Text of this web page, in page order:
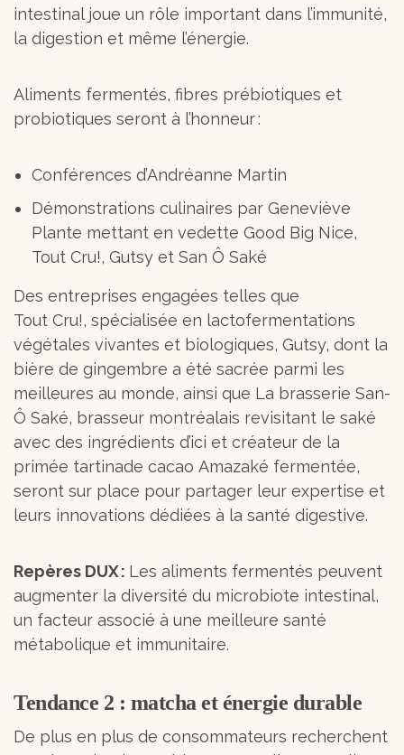
intestinal joue un rôle important dans l’immunité,
la digestion et même l’énergie.
Aliments fermentés, fibres prébiotiques et
probiotiques seront à l’honneur :
Conférences d’Andréanne Martin
Démonstrations culinaires par Geneviève
Plante mettant en vedette Good Big Nice,
Tout Cru!, Gutsy et San Ô Saké
Des entreprises engagées telles que
Tout Cru!, spécialisée en lactofermentations
végétales vivantes et biologiques, Gutsy, dont la
bière de gingembre a été sacrée parmi les
meilleures au monde, ainsi que La brasserie San-
Ô Saké, brasseur montréalais revisitant le saké
avec des ingrédients d’ici et créateur de la
primée tartinade cacao Amazaké fermentée,
seront sur place pour partager leur expertise et
leurs innovations dédiées à la santé digestive.
Repères DUX : Les aliments fermentés peuvent
augmenter la diversité du microbiote intestinal,
un facteur associé à une meilleure santé
métabolique et immunitaire.
Tendance 2 : matcha et énergie durable
De plus en plus de consommateurs recherchent